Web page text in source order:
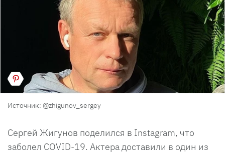
Источник: @zhigunov_sergey
Сергей Жигунов поделился в Instagram, что
заболел COVID-19. Актера доставили в один из